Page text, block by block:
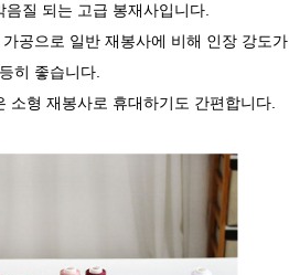
질 되는 고급 봉재사입니다.
공으로 일반 재봉사에 비해 인장 강도가
히 좋습니다.
소형 재봉사로 휴대하기도 간편합니다.